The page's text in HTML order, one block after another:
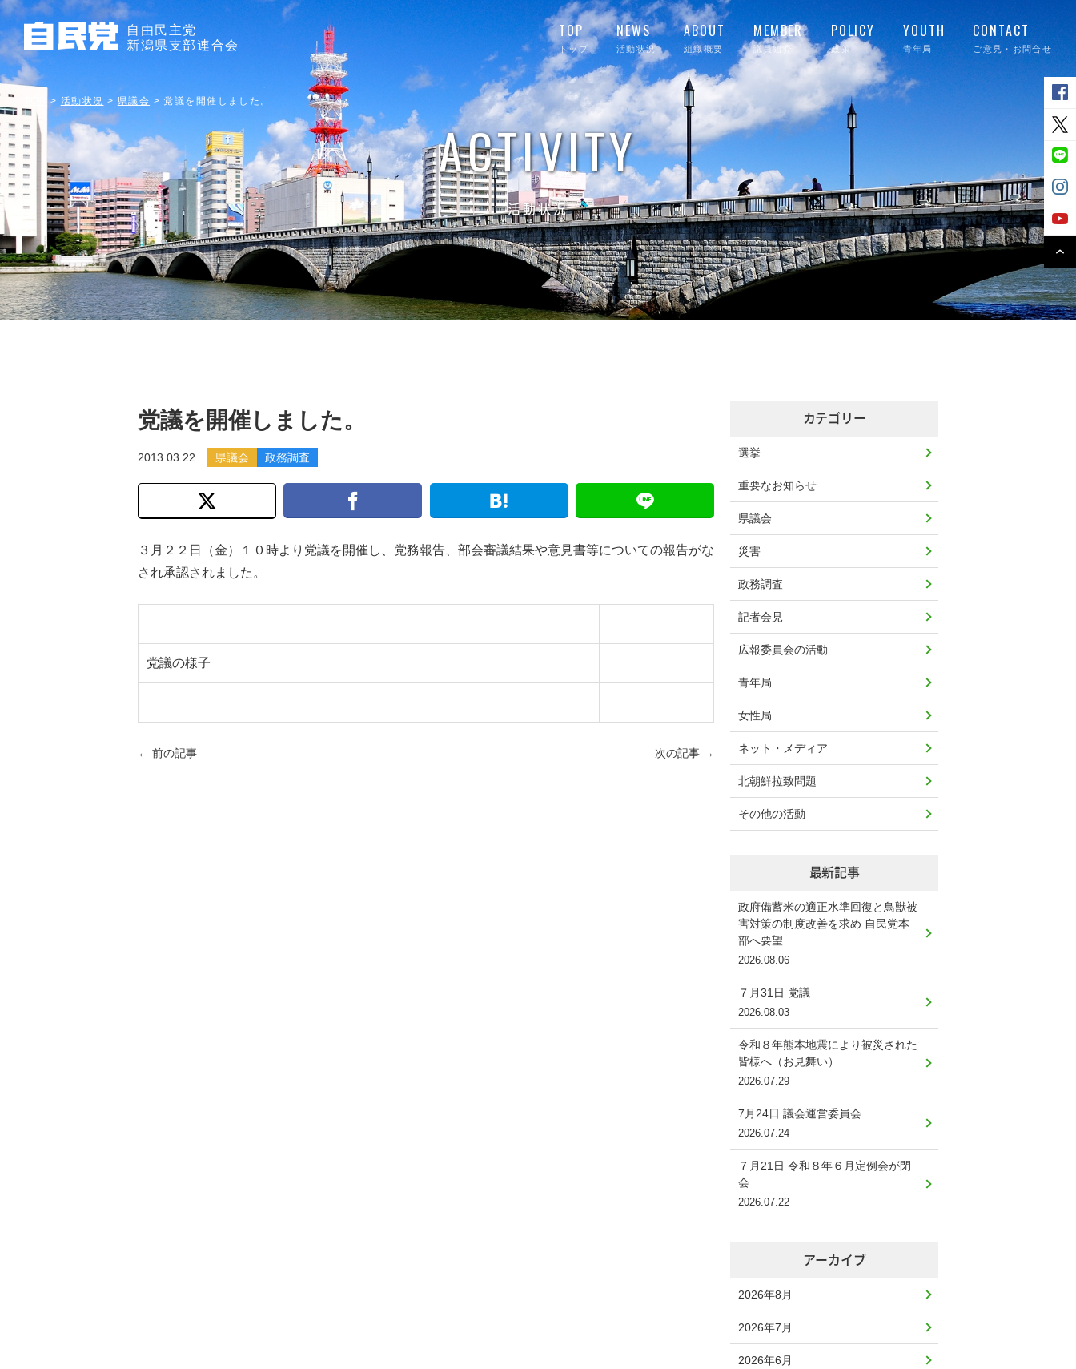
自由民主党
新潟県支部連合会
TOP
トップ
NEWS
活動状況
ABOUT
組織概要
MEMBER
議員紹介
POLICY
政策
YOUTH
青年局
CONTACT
ご意見・お問合せ
> 活動状況 > 県議会 >党議を開催しました。
ACTIVITY
活動状況
党議を開催しました。
2013.03.22 県議会 政務調査
３月２２日（金）１０時より党議を開催し、党務報告、部会審議結果や意見書等についての報告がな
され承認されました。
党議の様子
← 前の記事 次の記事 →
カテゴリー
選挙
重要なお知らせ
県議会
災害
政務調査
記者会見
広報委員会の活動
青年局
女性局
ネット・メディア
北朝鮮拉致問題
その他の活動
最新記事
政府備蓄米の適正水準回復と鳥獣被
害対策の制度改善を求め 自民党本
部へ要望
2026.08.06
７月31日 党議
2026.08.03
令和８年熊本地震により被災された
皆様へ（お見舞い）
2026.07.29
7月24日 議会運営委員会
2026.07.24
７月21日 令和８年６月定例会が閉
会
2026.07.22
アーカイブ
2026年8月
2026年7月
2026年6月